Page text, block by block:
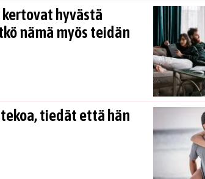
hyvästä
nämä myös teidän
tiedät että hän